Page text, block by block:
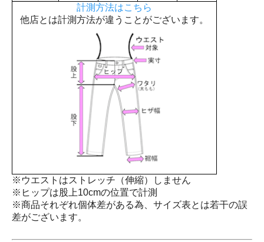
計測方法はこちら
他店とは計測方法が違うことがございます。
※ウエストはストレッチ（伸縮）しません
※ヒップは股上10cmの位置で計測
※商品それぞれ個体差がある為、サイズ表とは若干の誤
差がございます。